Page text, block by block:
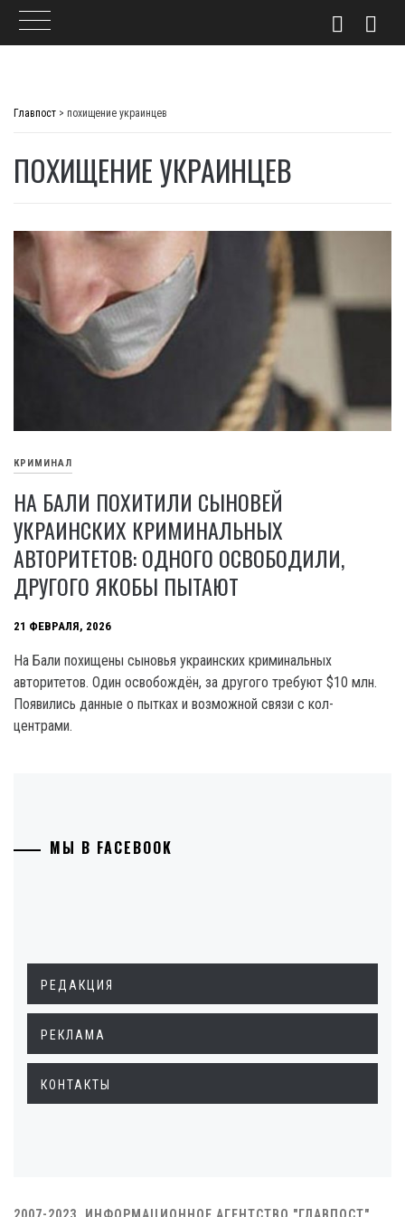
Главпост > похищение украинцев
ПОХИЩЕНИЕ УКРАИНЦЕВ
КРИМИНАЛ
НА БАЛИ ПОХИТИЛИ СЫНОВЕЙ
УКРАИНСКИХ КРИМИНАЛЬНЫХ
АВТОРИТЕТОВ: ОДНОГО ОСВОБОДИЛИ,
ДРУГОГО ЯКОБЫ ПЫТАЮТ
21 ФЕВРАЛЯ, 2026
На Бали похищены сыновья украинских криминальных
авторитетов. Один освобождён, за другого требуют $10 млн.
Появились данные о пытках и возможной связи с кол-
центрами.
МЫ В FACEBOOK
РЕДАКЦИЯ
РЕКЛАМА
КОНТАКТЫ